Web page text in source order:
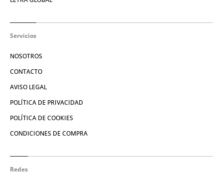
Servicios
NOSOTROS
CONTACTO
AVISO LEGAL
POLÍTICA DE PRIVACIDAD
POLÍTICA DE COOKIES
CONDICIONES DE COMPRA
Redes